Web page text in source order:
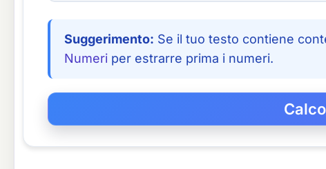
Suggerimento: Se il tuo testo contiene
Numeri per estrarre prima i numeri.